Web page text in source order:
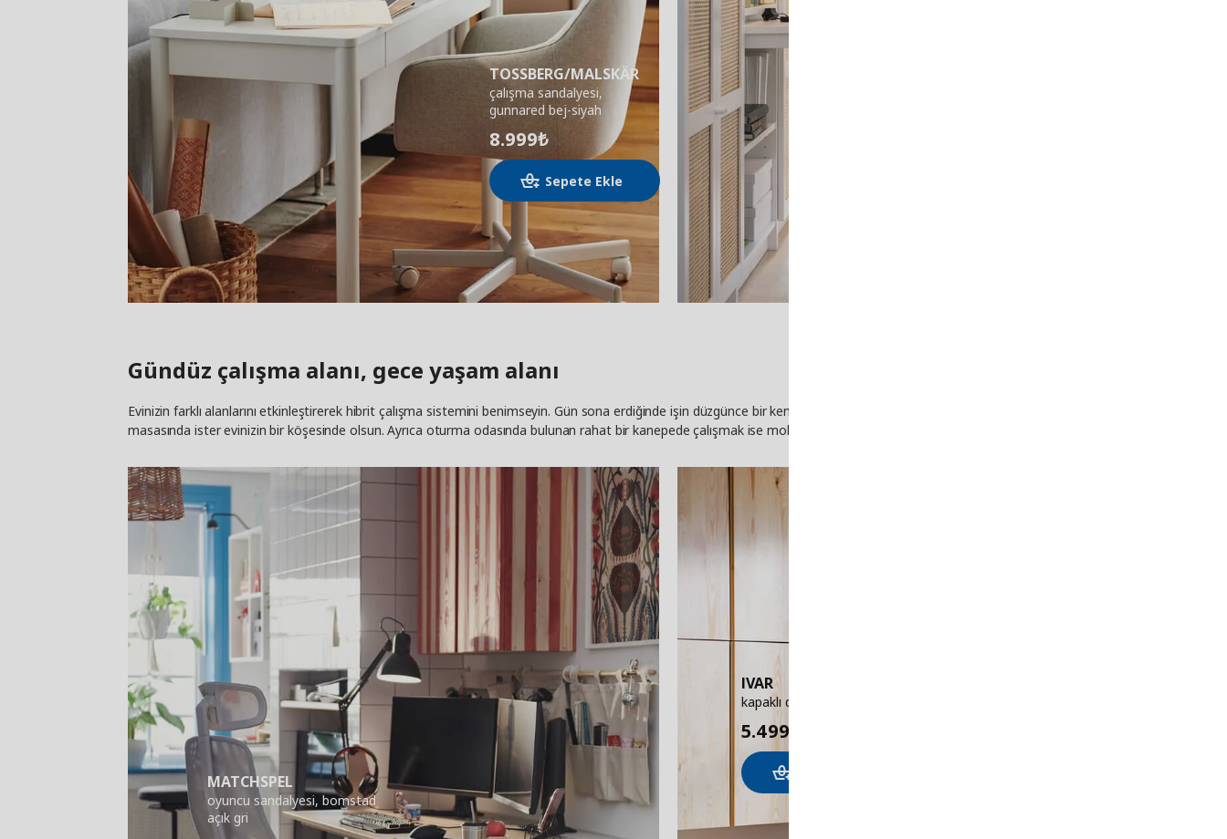
TOSSBERG/MALSKÄR
çalışma sandalyesi,
gunnared bej-siyah
8.999₺
Sepete Ekle
Gündüz çalışma alanı, gece yaşam alanı
Evinizin farklı alanlarını etkinleştirerek hibrit çalışma sistemini benimseyin. Gün sona erdiğinde işin düzgünce bir kenara bırakıldığı görünmez çalışma alanları oluşturun. Bu alan ister yemek
masasında ister evinizin bir köşesinde olsun. Ayrıca oturma odasında bulunan rahat bir kanepede çalışmak ise mola vakti geldiğinde dinlemeye geçişi kolaylaştırır.
MATCHSPEL
oyuncu sandalyesi, bomstad
açık gri
IVAR
kapaklı dolap, çam
5.499